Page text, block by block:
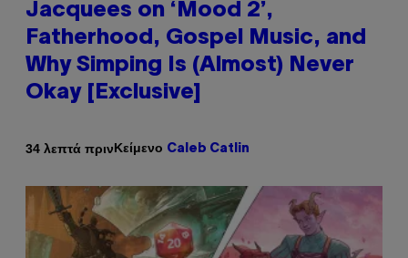
Jacquees on ‘Mood 2’,
Fatherhood, Gospel Music, and
Why Simping Is (Almost) Never
Okay [Exclusive]
34 λεπτά πρινΚείμενο Caleb Catlin